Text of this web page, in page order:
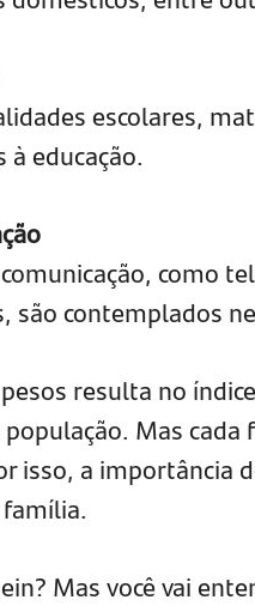
escolares,
à educação.
como
são contemplados
resulta no
Mas
isso, a importância
Mas você vai